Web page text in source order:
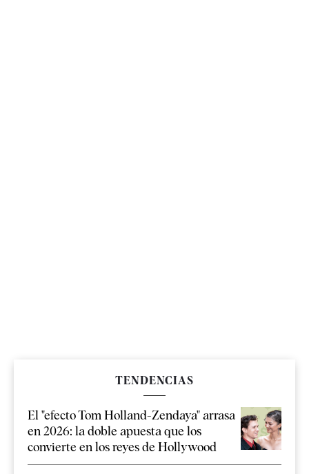
TENDENCIAS
El "efecto Tom Holland-Zendaya" arrasa
en 2026: la doble apuesta que los
convierte en los reyes de Hollywood